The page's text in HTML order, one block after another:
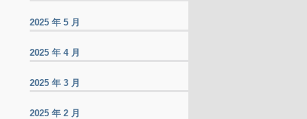
2025 年 5 月
2025 年 4 月
2025 年 3 月
2025 年 2 月